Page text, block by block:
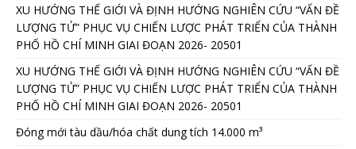
XU HƯỚNG THẾ GIỚI VÀ ĐỊNH HƯỚNG NGHIÊN CỨU “VẤN ĐỀ
LƯỢNG TỬ” PHỤC VỤ CHIẾN LƯỢC PHÁT TRIỂN CỦA THÀNH
PHỐ HỒ CHÍ MINH GIAI ĐOẠN 2026- 20501
XU HƯỚNG THẾ GIỚI VÀ ĐỊNH HƯỚNG NGHIÊN CỨU “VẤN ĐỀ
LƯỢNG TỬ” PHỤC VỤ CHIẾN LƯỢC PHÁT TRIỂN CỦA THÀNH
PHỐ HỒ CHÍ MINH GIAI ĐOẠN 2026- 20501
Đóng mới tàu dầu/hóa chất dung tích 14.000 m³